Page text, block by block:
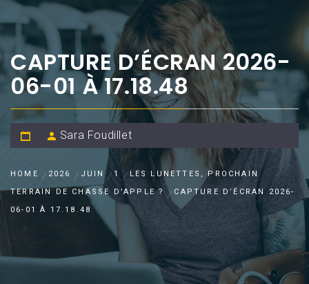
CAPTURE D’ÉCRAN 2026-
06-01 À 17.18.48
Sara Foudillet
HOME 2026 JUIN 1
LES LUNETTES, PROCHAIN
TERRAIN DE CHASSE D’APPLE ?
CAPTURE D’ÉCRAN 2026-
06-01 À 17.18.48